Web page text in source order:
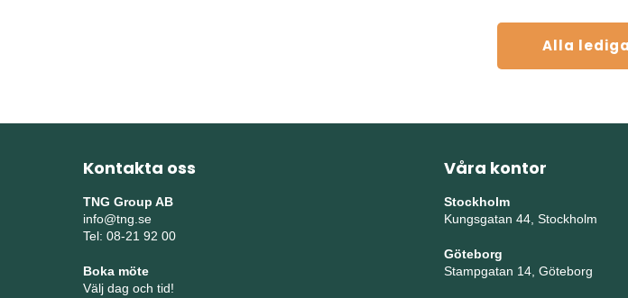
Alla
Kontakta oss
TNG Group AB
info@tng.se
Tel: 08-21 92 00
Boka möte
Välj dag och tid!
Våra kontor
Stockholm
Kungsgatan 44, Stockholm
Göteborg
Stampgatan 14, Göteborg